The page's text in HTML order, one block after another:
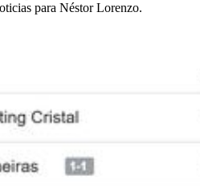
para Néstor Lorenzo.